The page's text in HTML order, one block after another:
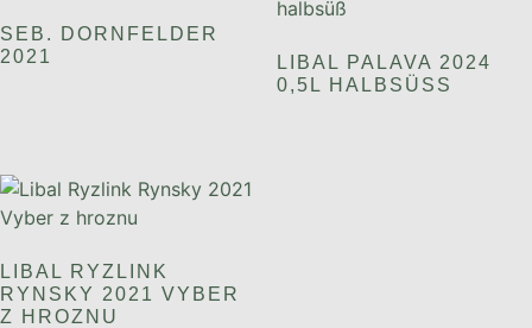
SEB. DORNFELDER
2021
LIBAL PALAVA 2024
0,5L HALBSÜSS
LIBAL RYZLINK
RYNSKY 2021 VYBER
Z HROZNU